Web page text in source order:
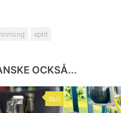
sprit
OCKSÅ...
0